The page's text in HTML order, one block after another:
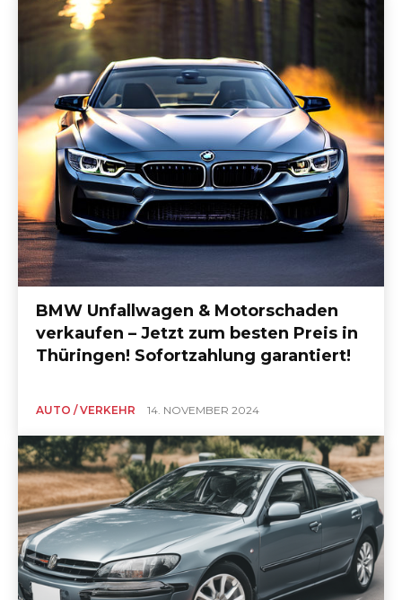
BMW Unfallwagen & Motorschaden
verkaufen – Jetzt zum besten Preis in
Thüringen! Sofortzahlung garantiert!
AUTO / VERKEHR 14. NOVEMBER 2024